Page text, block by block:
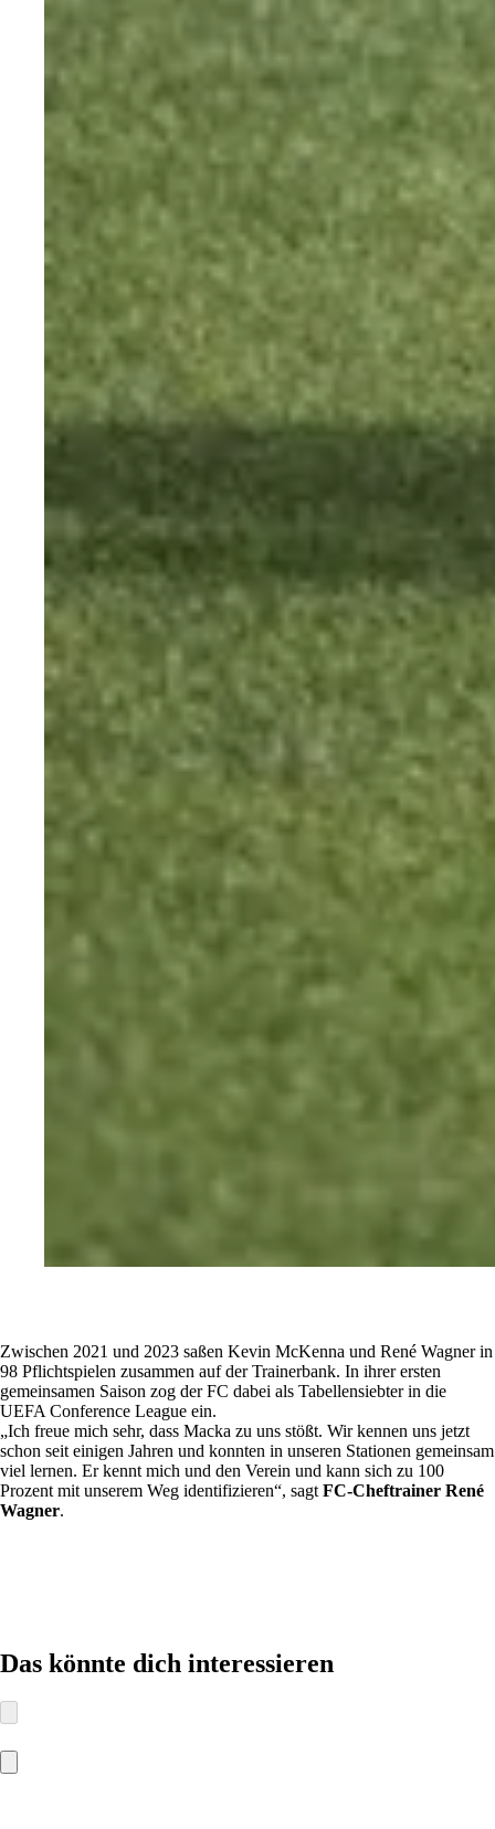
Zwischen 2021 und 2023 saßen Kevin McKenna und René Wagner in
98 Pflichtspielen zusammen auf der Trainerbank. In ihrer ersten
gemeinsamen Saison zog der FC dabei als Tabellensiebter in die
UEFA Conference League ein.
„Ich freue mich sehr, dass Macka zu uns stößt. Wir kennen uns jetzt
schon seit einigen Jahren und konnten in unseren Stationen gemeinsam
viel lernen. Er kennt mich und den Verein und kann sich zu 100
Prozent mit unserem Weg identifizieren“, sagt FC-Cheftrainer René
Wagner.
Das könnte dich interessieren